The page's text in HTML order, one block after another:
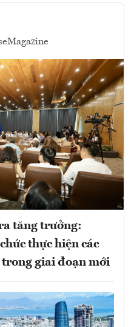
eMagazine
tăng trưởng:
thực hiện các
giai đoạn mới